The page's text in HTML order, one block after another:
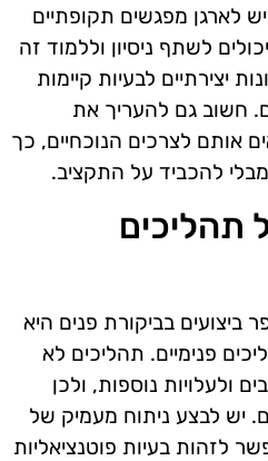
לארגן מפגשים תקופתיים
לשתף ניסיון וללמוד זה
יצירתיים לבעיות קיימות
חשוב גם להעריך את
אותם לצרכים הנוכחיים, כך
מבלי להכביד על התקציב.
תהליכים
בביקורת פנים היא
פנימיים. תהליכים לא
ולעלויות נוספות, ולכן
יש לבצע ניתוח מעמיק של
לזהות בעיות פוטנציאליות